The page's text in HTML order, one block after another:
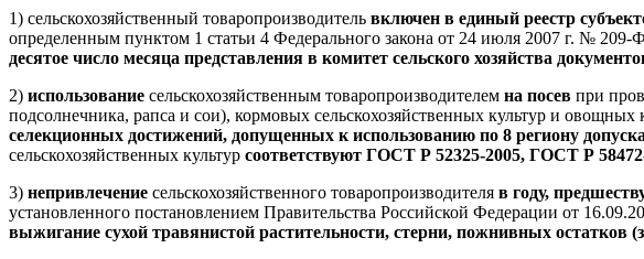
1) сельскохозяйственный товаропроизводитель включен в единый реестр
определенным пунктом 1 статьи 4 Федерального закона от 24 июля 2007 г. №
десятое число месяца представления в комитет сельского хозяйства
2) использование сельскохозяйственным товаропроизводителем на посев при
подсолнечника, рапса и сои), кормовых сельскохозяйственных культур и овощных
селекционных достижений, допущенных к использованию по 8 региону
сельскохозяйственных культур соответствуют ГОСТ Р 52325-2005, ГОСТ Р
3) непривлечение сельскохозяйственного товаропроизводителя в году,
установленного постановлением Правительства Российской Федерации от
выжигание сухой травянистой растительности, стерни, пожнивных остатков